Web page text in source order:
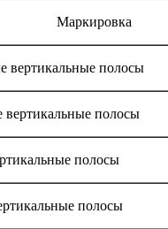
Маркировка
вертикальные полосы
вертикальные полосы
полосы
полосы